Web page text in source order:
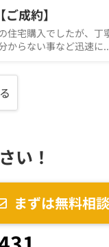
ご成約】
住宅購入でしたが、丁
からない事など迅速に
い！
まずは無料相